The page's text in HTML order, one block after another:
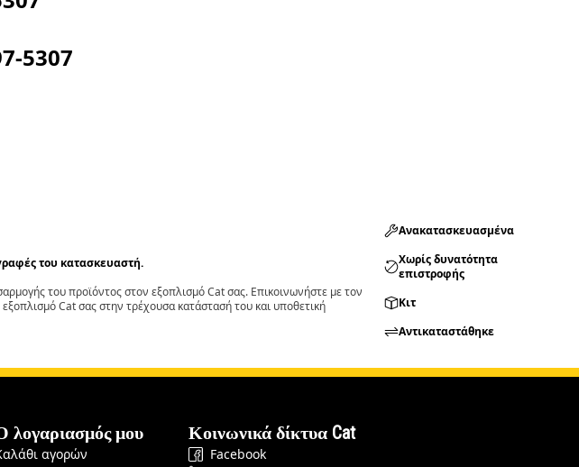
5307
του κατασκευαστή.
του προϊόντος στον εξοπλισμό Cat σας. Επικοινωνήστε με τον
Cat σας στην τρέχουσα κατάστασή του και υποθετική
Ανακατασκευασμένα
Χωρίς δυνατότητα
επιστροφής
Κιτ
Αντικαταστάθηκε
λογαριασμός μου
αγορών
Κοινωνικά δίκτυα Cat
Facebook